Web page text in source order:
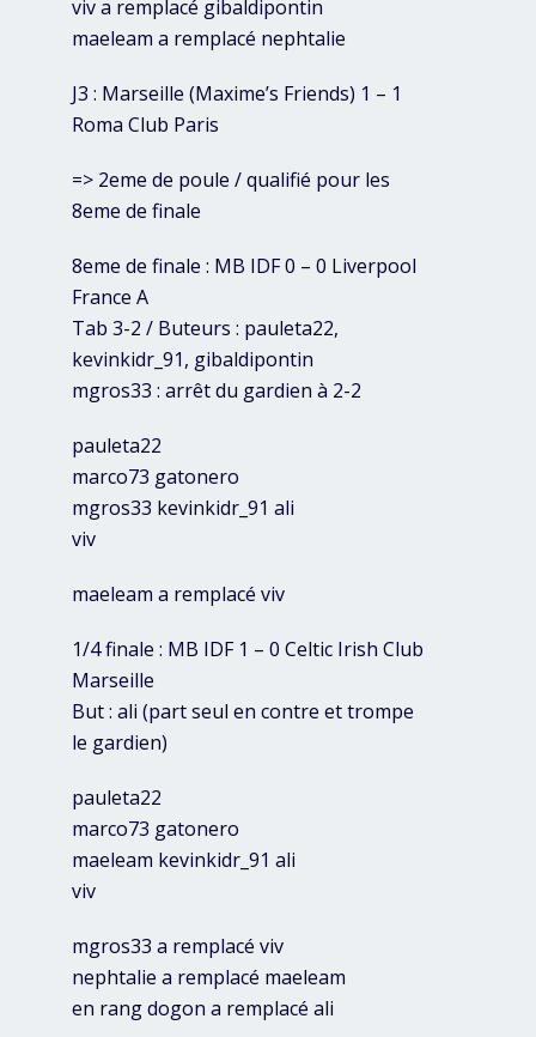
viv a remplacé gibaldipontin
maeleam a remplacé nephtalie
J3 : Marseille (Maxime’s Friends) 1 – 1
Roma Club Paris
=> 2eme de poule / qualifié pour les
8eme de finale
8eme de finale : MB IDF 0 – 0 Liverpool
France A
Tab 3-2 / Buteurs : pauleta22,
kevinkidr_91, gibaldipontin
mgros33 : arrêt du gardien à 2-2
pauleta22
marco73 gatonero
mgros33 kevinkidr_91 ali
viv
maeleam a remplacé viv
1/4 finale : MB IDF 1 – 0 Celtic Irish Club
Marseille
But : ali (part seul en contre et trompe
le gardien)
pauleta22
marco73 gatonero
maeleam kevinkidr_91 ali
viv
mgros33 a remplacé viv
nephtalie a remplacé maeleam
en rang dogon a remplacé ali